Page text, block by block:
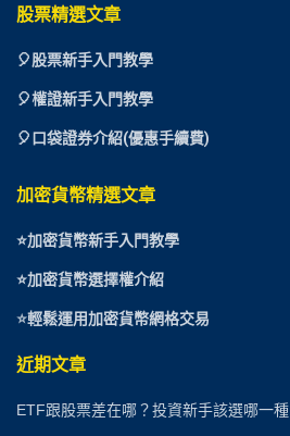
股票精選文章
🎈股票新手入門教學
🎈權證新手入門教學
🎈口袋證券介紹(優惠手續費)
加密貨幣精選文章
⭐加密貨幣新手入門教學
⭐加密貨幣選擇權介紹
⭐輕鬆運用加密貨幣網格交易
近期文章
ETF跟股票差在哪？投資新手該選哪一種